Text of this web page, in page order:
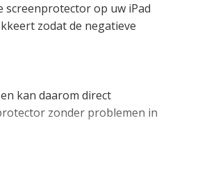
screenprotector op uw iPad
zodat de negatieve
kan daarom direct
zonder problemen in